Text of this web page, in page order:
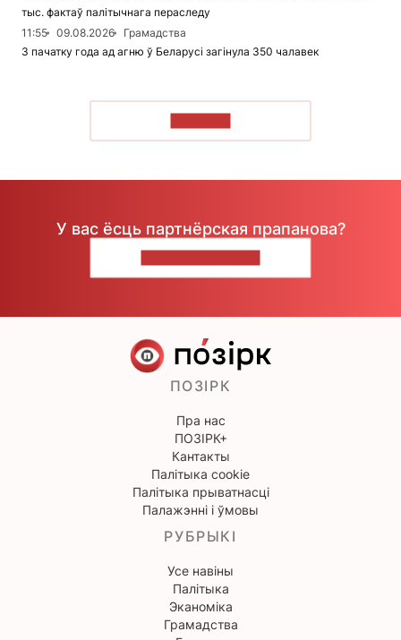
тыс. фактаў палітычнага пераследу
11:55
09.08.2026
Грамадства
З пачатку года ад агню ў Беларусі загінула 350 чалавек
У вас ёсць партнёрская прапанова?
ПОЗІРК
Пра нас
ПОЗІРК+
Кантакты
Палітыка cookie
Палітыка прыватнасці
Палажэнні і ўмовы
РУБРЫКІ
Усе навіны
Палітыка
Эканоміка
Грамадства